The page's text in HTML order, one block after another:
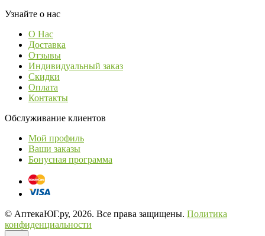
Узнайте о нас
О Нас
Доставка
Отзывы
Индивидуальный заказ
Скидки
Оплата
Контакты
Обслуживание клиентов
Мой профиль
Ваши заказы
Бонусная программа
© АптекаЮГ.ру, 2026. Все права защищены. Политика
конфиденциальности